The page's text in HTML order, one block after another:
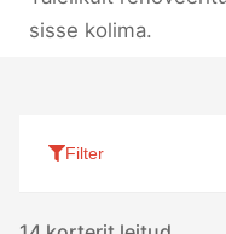
sisse kolima.
Filter